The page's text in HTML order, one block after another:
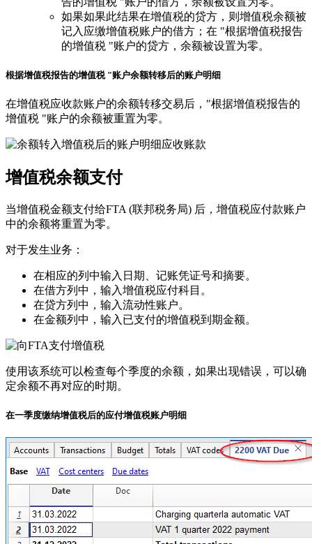
如果如果此结果在增值税的贷方，则增值税余额被
记入应缴增值税账户的借方；在 "根据增值税报告
的增值税 "账户的贷方，余额被设置为零。
根据增值税报告的增值税 "账户余额转移后的账户明细
在增值税应收款账户的余额转移交易后，"根据增值税报告的
增值税 "账户的余额被重置为零。
增值税余额支付
当增值税金额支付给FTA (联邦税务局) 后，增值税应付款账户
中的余额将重置为零。
对于发生业务：
在相应的列中输入日期、记账凭证号和摘要。
在借方列中，输入增值税应付科目。
在贷方列中，输入流动性账户。
在金额列中，输入已支付的增值税到期金额。
使用该系统可以检查每个季度的余额，如果出现错误，可以确
定余额不再对应的时期。
在一季度缴纳增值税后的应付增值税账户明细